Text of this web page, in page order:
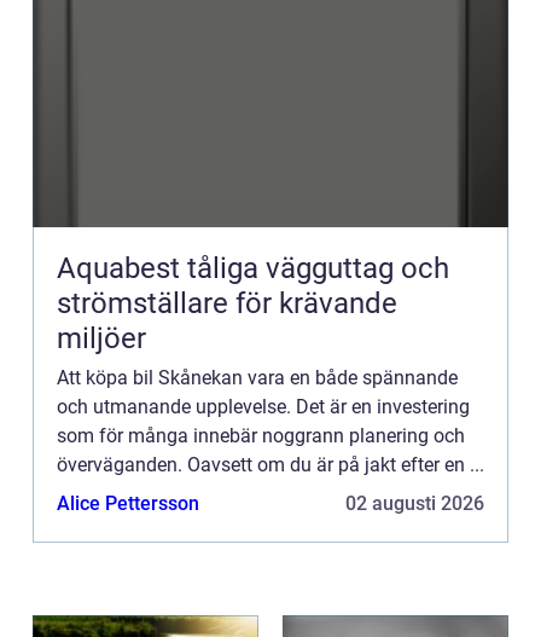
Aquabest tåliga vägguttag och
strömställare för krävande
miljöer
Att köpa bil Skånekan vara en både spännande
och utmanande upplevelse. Det är en investering
som för många innebär noggrann planering och
överväganden. Oavsett om du är på jakt efter en ...
Alice Pettersson
02 augusti 2026